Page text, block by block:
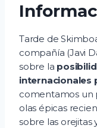
o
i
o
Tarde de
compañía (Javi
sobre la
internacionales
comentamos un
olas épicas
sobre las orejitas